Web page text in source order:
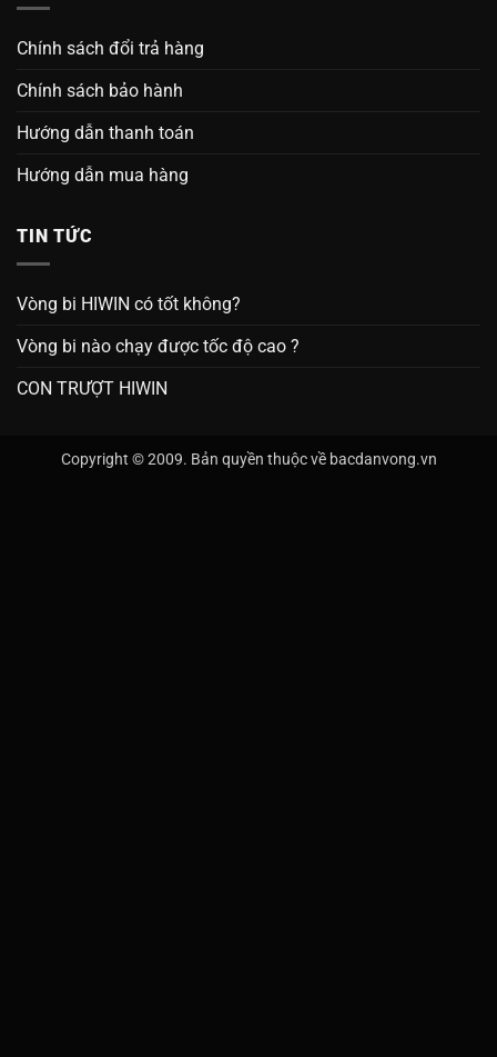
Chính sách đổi trả hàng
Chính sách bảo hành
Hướng dẫn thanh toán
Hướng dẫn mua hàng
TIN TỨC
Vòng bi HIWIN có tốt không?
Vòng bi nào chạy được tốc độ cao ?
CON TRƯỢT HIWIN
Copyright © 2009. Bản quyền thuộc về bacdanvong.vn